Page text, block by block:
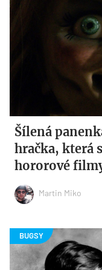
Šílená
hračka, která
hororové
Martin Miko